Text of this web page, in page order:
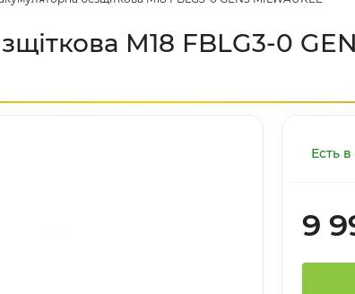
M18 FBLG3-0
Есть
9